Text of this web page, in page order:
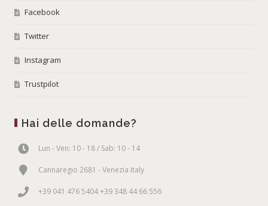
Facebook
Twitter
Instagram
Trustpilot
Hai delle domande?
Lun - Ven: 10 - 18 / Sab: 10 - 14
Cannaregio 2681 - Venezia Italy
+39 041 476 5404 +39 348 44 66 556